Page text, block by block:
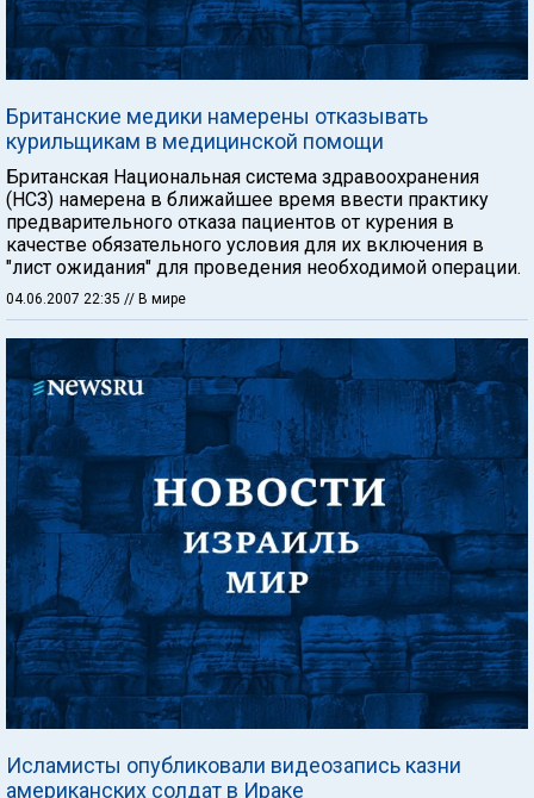
Британские медики намерены отказывать
курильщикам в медицинской помощи
Британская Национальная система здравоохранения
(НСЗ) намерена в ближайшее время ввести практику
предварительного отказа пациентов от курения в
качестве обязательного условия для их включения в
"лист ожидания" для проведения необходимой операции.
04.06.2007 22:35 // В мире
Исламисты опубликовали видеозапись казни
американских солдат в Ираке